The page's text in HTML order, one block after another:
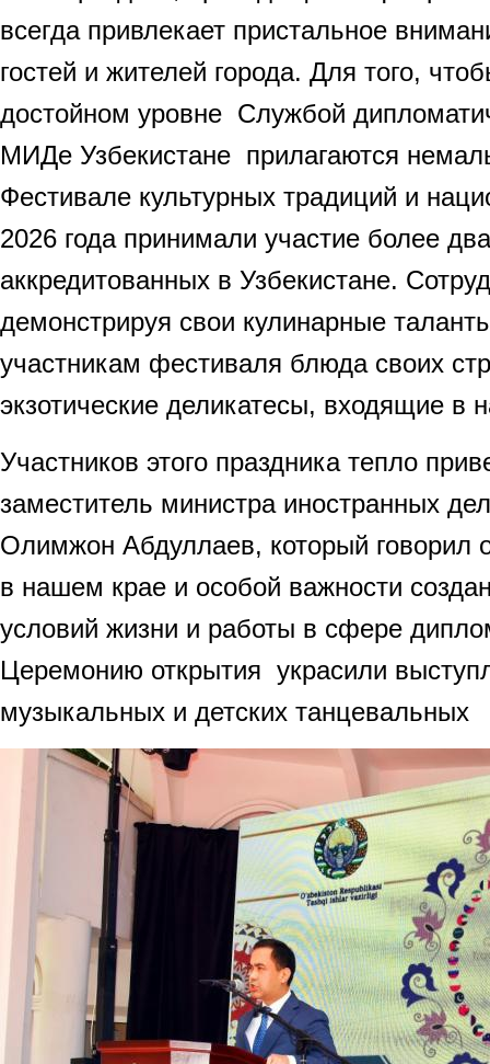
всегда привлекает пристальное
гостей и жителей города. Для того,
достойном уровне Службой
МИДе Узбекистане прилагаются
Фестивале культурных традиций и
2026 года принимали участие более
аккредитованных в Узбекистане.
демонстрируя свои кулинарные
участникам фестиваля блюда своих
экзотические деликатесы, входящие в
Участников этого праздника тепло
заместитель министра иностранных
Олимжон Абдуллаев, который говорил
в нашем крае и особой важности
условий жизни и работы в сфере
Церемонию открытия украсили
музыкальных и детских